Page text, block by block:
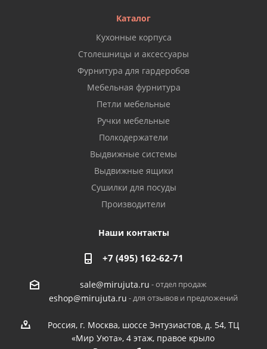
Каталог
Кухонные корпуса
Столешницы и аксессуары
Фурнитура для гардеробов
Мебельная фурнитура
Петли мебельные
Ручки мебельные
Полкодержатели
Выдвижные системы
Выдвижные ящики
Сушилки для посуды
Производители
Наши контакты
+7 (495) 162-62-71
sale@mirujuta.ru - отдел продаж
eshop@mirujuta.ru - для отзывов и предложений
Россия, г. Москва, шоссе Энтузиастов, д. 54, ТЦ
«Мир Уюта», 4 этаж, правое крыло